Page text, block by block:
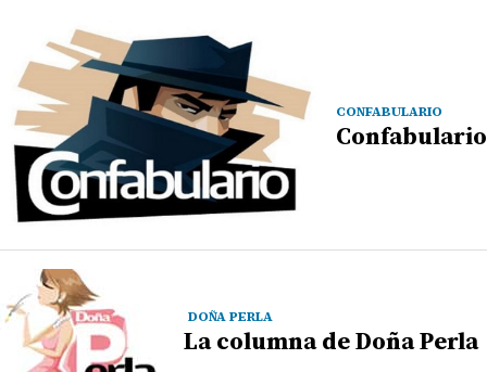
CONFABULARIO
Confabulario
DOÑA PERLA
La columna de Doña Perla